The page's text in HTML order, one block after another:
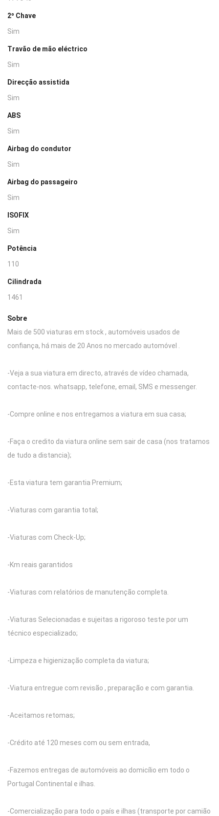
2º Chave
Sim
Travão de mão eléctrico
Sim
Direcção assistida
Sim
ABS
Sim
Airbag do condutor
Sim
Airbag do passageiro
Sim
ISOFIX
Sim
Potência
110
Cilindrada
1461
Sobre
Mais de 500 viaturas em stock , automóveis usados de
confiança, há mais de 20 Anos no mercado automóvel .
-Veja a sua viatura em directo, através de vídeo chamada,
contacte-nos. whatsapp, telefone, email, SMS e messenger.
-Compre online e nos entregamos a viatura em sua casa;
-Faça o credito da viatura online sem sair de casa (nos tratamos
de tudo a distancia);
-Esta viatura tem garantia Premium;
-Viaturas com garantia total;
-Viaturas com Check-Up;
-Km reais garantidos
-Viaturas com relatórios de manutenção completa.
-Viaturas Selecionadas e sujeitas a rigoroso teste por um
técnico especializado;
-Limpeza e higienização completa da viatura;
-Viatura entregue com revisão , preparação e com garantia.
-Aceitamos retomas;
-Crédito até 120 meses com ou sem entrada,
-Fazemos entregas de automóveis ao domicílio em todo o
Portugal Continental e ilhas.
-Comercialização para todo o país e ilhas (transporte por camião